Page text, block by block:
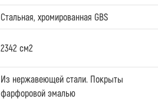
Стальная, хромированная GBS
2342 см2
Из нержавеющей стали. Покрыты
фарфоровой эмалью